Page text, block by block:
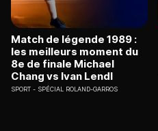
Match de légende 1989 :
les meilleurs moment du
8e de finale Michael
Chang vs Ivan Lendl
SPORT SPÉCIAL ROLAND-GARROS